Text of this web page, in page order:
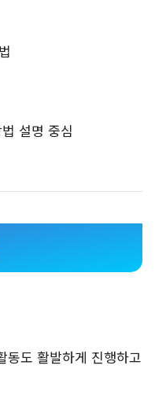
설명 중심
동도 활발하게 진행하고